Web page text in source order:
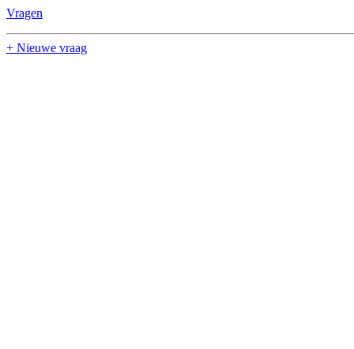
Vragen
+ Nieuwe vraag